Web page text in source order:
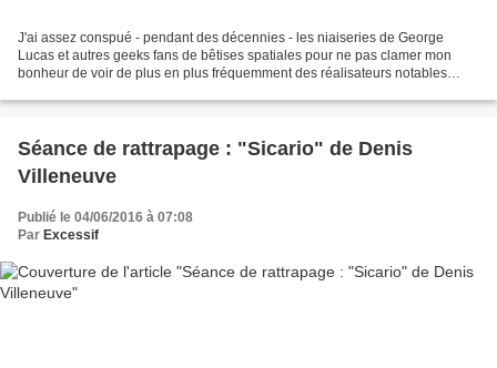
J'ai assez conspué - pendant des décennies - les niaiseries de George
Lucas et autres geeks fans de bêtises spatiales pour ne pas clamer mon
bonheur de voir de plus en plus fréquemment des réalisateurs notables
Séance de rattrapage : "Sicario" de Denis
Villeneuve
Publié le 04/06/2016 à 07:08
Par Excessif